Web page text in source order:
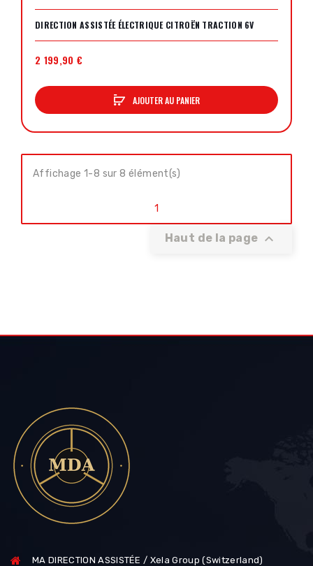
DIRECTION ASSISTÉE ÉLECTRIQUE CITROËN TRACTION 6V
2 199,90 €
AJOUTER AU PANIER
Affichage 1-8 sur 8 élément(s)
1
Haut de la page 
MA DIRECTION ASSISTÉE / Xela Group (Switzerland)